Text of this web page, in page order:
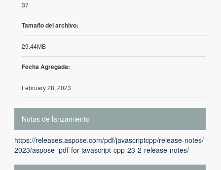
37
Tamaño del archivo:
29.44MB
Fecha Agregada:
February 28, 2023
Notas de lanzamiento
https://releases.aspose.com/pdf/javascriptcpp/release-notes/
2023/aspose_pdf-for-javascript-cpp-23-2-release-notes/